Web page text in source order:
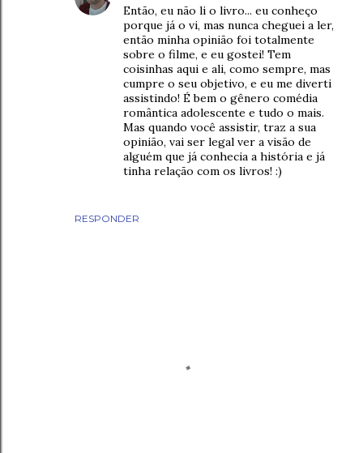
RESPONDER
Então, eu não li o livro... eu conheço
porque já o vi, mas nunca cheguei a ler,
então minha opinião foi totalmente
sobre o filme, e eu gostei! Tem
coisinhas aqui e ali, como sempre, mas
cumpre o seu objetivo, e eu me diverti
assistindo! É bem o gênero comédia
romântica adolescente e tudo o mais.
Mas quando você assistir, traz a sua
opinião, vai ser legal ver a visão de
alguém que já conhecia a história e já
tinha relação com os livros! :)